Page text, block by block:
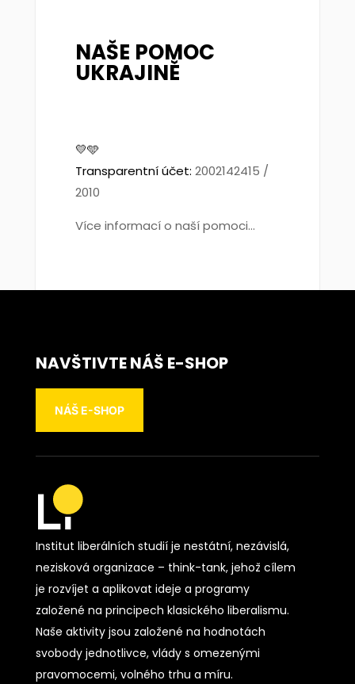
NAŠE POMOC
UKRAJINĚ
💛🩵
Transparentní účet: 2002142415 /
2010
Více informací o naší pomoci...
NAVŠTIVTE NÁŠ E-SHOP
NÁŠ E-SHOP
Institut liberálních studií je nestátní, nezávislá,
nezisková organizace – think-tank, jehož cílem
je rozvíjet a aplikovat ideje a programy
založené na principech klasického liberalismu.
Naše aktivity jsou založené na hodnotách
svobody jednotlivce, vlády s omezenými
pravomocemi, volného trhu a míru.